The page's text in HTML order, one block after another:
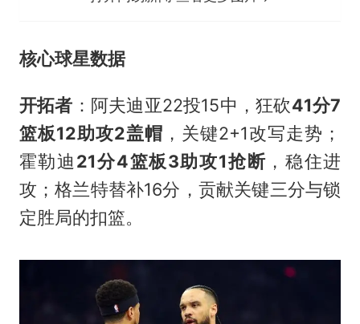
核心球星数据
开拓者 ：阿夫迪亚22投15中，狂砍41分7
篮板12助攻2盖帽 ，关键2+1改写走势；
霍勒迪 21分4篮板3助攻1抢断 ，稳住进
攻；格兰特替补16分，贡献关键三分与锁
定胜局的扣篮。